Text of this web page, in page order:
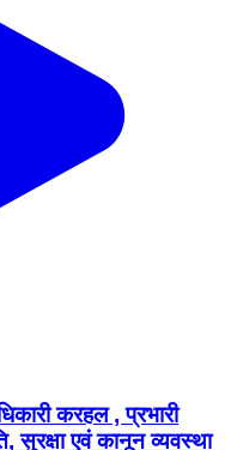
करहल , प्रभारी
सुरक्षा एवं कानून व्यवस्था